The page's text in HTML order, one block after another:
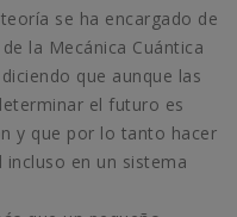
se ha encargado de
la Mecánica Cuántica
que aunque las
el futuro es
y que por lo tanto hacer
en un sistema